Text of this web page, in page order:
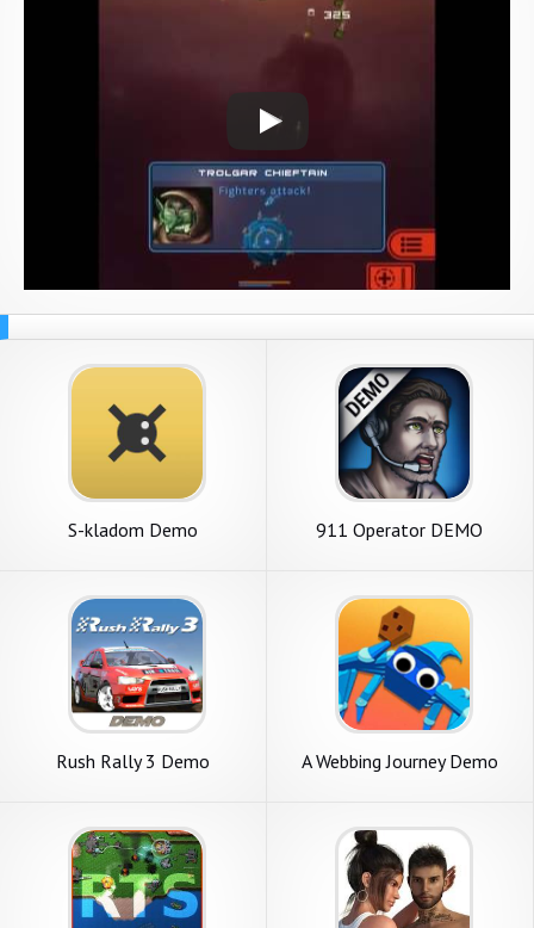
S-kladom Demo 911 Operator DEMO
Rush Rally 3 Demo A Webbing Journey Demo